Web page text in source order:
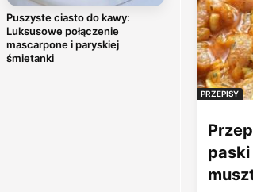
Puszyste ciasto do kawy:
Luksusowe połączenie
mascarpone i paryskiej
śmietanki
PRZEPISY